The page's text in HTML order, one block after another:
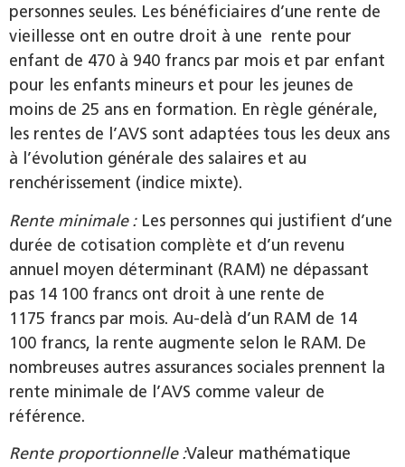
personnes seules. Les bénéficiaires d’une rente de
vieillesse ont en outre droit à une rente pour
enfant de 470 à 940 francs par mois et par enfant
pour les enfants mineurs et pour les jeunes de
moins de 25 ans en formation. En règle générale,
les rentes de l’AVS sont adaptées tous les deux ans
à l’évolution générale des salaires et au
renchérissement (indice mixte).
Rente minimale :Les personnes qui justifient d’une
durée de cotisation complète et d’un revenu
annuel moyen déterminant (RAM) ne dépassant
pas 14 100 francs ont droit à une rente de
1175 francs par mois. Au-delà d’un RAM de 14
100 francs, la rente augmente selon le RAM. De
nombreuses autres assurances sociales prennent la
rente minimale de l’AVS comme valeur de
référence.
Rente proportionnelle :Valeur mathématique